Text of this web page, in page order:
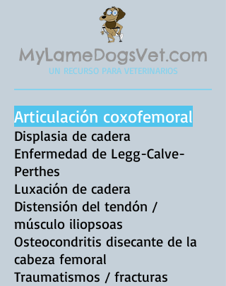
MyLameDogsVet.com
UN RECURSO PARA VETERINARIOS
Articulación coxofemoral
Displasia de cadera
Enfermedad de Legg-Calve-
Perthes
Luxación de cadera
Distensión del tendón /
músculo iliopsoas
Osteocondritis disecante de la
cabeza femoral
Traumatismos / fracturas